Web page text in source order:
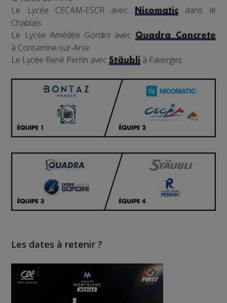
Le Lycée CECAM-ESCR avec
Nicomaticdans le
Chablais
Le Lycée Amédée Gordini avecQuadra Concrete
à Contamine-sur-Arve
Le Lycée René Perrin avecStäubli à Faverges
Les dates à retenir ?